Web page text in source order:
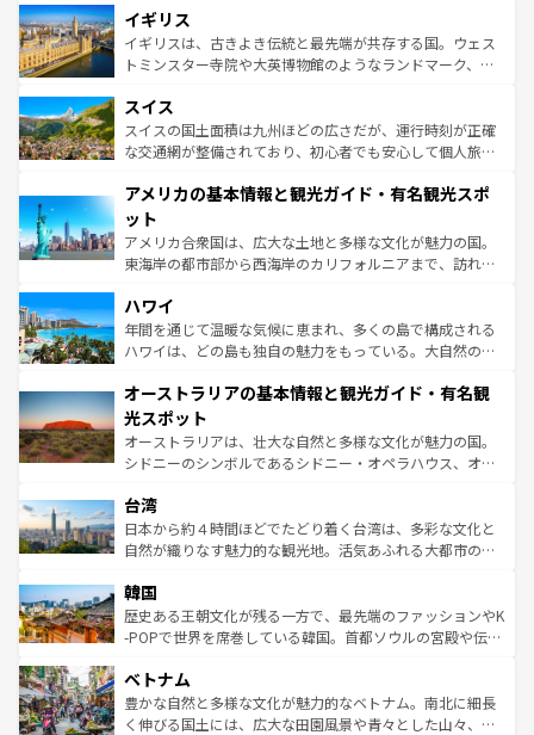
香り高いラベンダー畑など、多彩な楽しみ方が可能だ。さ
らに、パリ以外の地域にも魅力が溢れており、どの街角に
も豊かな歴史と文化が息づいている。パリ以外の個性あふ
を参照してほしい。
顔を持つこの国は、どこを歩いても飽きることがない。ベ
ルリンの文化的活気、バイエルン州のアルプスの絶景、そ
してライン川沿いのワイン畑といった風景は必見。ビール
は、お酒好きな人にはぜひ体験してほしい。 なお、新着の
ドイツ情報はコンテンツ一覧を参照してほしい。
イギリス
イギリスは、古きよき伝統と最先端が共存する国。ウェス
トミンスター寺院や大英博物館のようなランドマーク、歴
リアごとに異なる魅力がある。また、優雅なアフタヌーン
ティー、ビール好きにはたまらない英国パブ、サッカー観
戦など、本場だからこそできる体験も豊富。イギリスを旅
ンツ一覧を参照してほしい。
スイス
スイスの国土面積は九州ほどの広さだが、運行時刻が正確
な交通網が整備されており、初心者でも安心して個人旅行
の建物がそのまま残る町や、スイスならではのユニークな
博物館もあり、アルプス観光だけでなく町歩きも満喫する
ことができる。国民の所得が高いため物価も高いが、旅行
者向けの交通パス提供のサービスもあり、うまく活用すれ
着のスイス情報は
アメリカの基本情報と観光ガイド・有名観光スポ
ット
アメリカ合衆国は、広大な土地と多様な文化が魅力の国。
東海岸の都市部から西海岸のカリフォルニアまで、訪れる
のような巨大都市は、観光、ショッピング、エンターテイ
ンメントが詰まった刺激的なスポットだ。一方、アメリカ
西部には大自然が広がり、グランドキャニオンやイエロー
部のニューオーリンズでは、音楽と美食が融合した独特の
文化が魅力。旅行者はアメリカの各地域で異なる魅力を楽
しみながら、その多様性と豊かな歴史を感じることができ
るだろう。車でのロードトリップや列車の旅も、アメリカ
情報は
ハワイ
年間を通じて温暖な気候に恵まれ、多くの島で構成される
ハワイは、どの島も独自の魅力をもっている。大自然の神
ワイ島は見逃せない。また、定番の観光地といえばオアフ
島だが、静かな自然を求めるならマウイ島やカウアイ島が
おすすめ。エメラルドグリーンに輝く海をはじめ、豊かな
文化や歴史が息づいている。「アロハスピリット」と呼ば
人々、おいしいローカルフードやハワイアンミュージッ
ク、伝統的なフラダンスなど、すべてがハワイの魅力を彩
っている。訪れるたびに新しい発見と感動が待っているハ
はコンテンツ一覧
オーストラリアの基本情報と観光ガイド・有名観
光スポット
オーストラリアは、壮大な自然と多様な文化が魅力の国。
シドニーのシンボルであるシドニー・オペラハウス、オー
リアリーフや大陸中央部にそびえるウルル（エアーズロッ
ク）、タスマニアの美しい原生林やケアンズの熱帯雨林な
ど、見どころがたくさん。また、カフェやワイン、オージ
いる。アクティビティも充実しており、サーフィンやダイ
ビング、ハイキングなど、アウトドア好きにはたまらな
い。オーストラリアの多彩な魅力を存分に味わいつくそ
参照してほしい。
台湾
日本から約４時間ほどでたどり着く台湾は、多彩な文化と
自然が織りなす魅力的な観光地。活気あふれる大都市の台
ン）、静ひつな山岳地帯である台湾東部など、都市の喧騒
と山間の静けさが共存しており、訪れる人に新しい発見と
驚きをもたらしてくれる。また、奥深い台湾の食文化も魅
容にもいいと評判のスイーツなど、バラエティ豊かな料理
が味わえる。 なお、新着の台湾情報は コンテンツ一覧を参
照してほしい。
韓国
歴史ある王朝文化が残る一方で、最先端のファッションやK
-POPで世界を席巻している韓国。首都ソウルの宮殿や伝統
き、地方に足を延ばせば四季折々の自然美を楽しむことが
できる。そして、キムチや焼肉、絶品のストリートフード
まで、さまざまな韓国料理が待っている。夜には、韓国な
ベトナム
豊かな自然と多様な文化が魅力的なベトナム。南北に細長
く伸びる国土には、広大な田園風景や青々とした山々、世